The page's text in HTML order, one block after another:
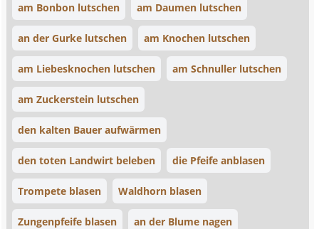
am Bonbon lutschen am Daumen lutschen
an der Gurke lutschen am Knochen lutschen
am Liebesknochen lutschen am Schnuller lutschen
am Zuckerstein lutschen
den kalten Bauer aufwärmen
den toten Landwirt beleben die Pfeife anblasen
Trompete blasen Waldhorn blasen
Zungenpfeife blasen an der Blume nagen